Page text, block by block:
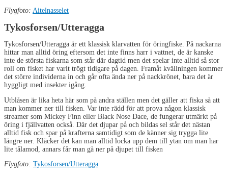
Flygfoto: Aitelnasselet
Tykosforsen/Utteragga
Tykosforsen/Utteragga är ett klassisk klarvatten för öringfiske. På nackarna
hittar man alltid öring eftersom det inte finns harr i vattnet, de är kanske
inte de största fiskarna som står där dagtid men det spelar inte alltid så stor
roll om fisket har varit trögt tidigare på dagen. Framåt kvällningen kommer
det större individerna in och går ofta ända ner på nackkrönet, bara det är
hyggligt med insekter igång.
Utblåsen är lika heta här som på andra ställen men det gäller att fiska så att
man kommer ner till fisken. Var inte rädd för att prova någon klassisk
streamer som Mickey Finn eller Black Nose Dace, de fungerar utmärkt på
öring i fjällvatten också. Där det djupar på och bildas sel står det nästan
alltid fisk och spar på krafterna samtidigt som de känner sig trygga lite
längre ner. Kläcker det kan man alltid locka upp dem till ytan om man har
lite tålamod, annars får man gå ner på djupet till fisken
Flygfoto: Tykosforsen/Utteragga